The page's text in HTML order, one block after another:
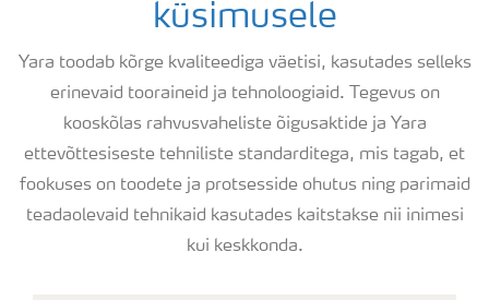
küsimusele
Yara toodab kõrge kvaliteediga väetisi, kasutades selleks
erinevaid tooraineid ja tehnoloogiaid. Tegevus on
kooskõlas rahvusvaheliste õigusaktide ja Yara
ettevõttesiseste tehniliste standarditega, mis tagab, et
fookuses on toodete ja protsesside ohutus ning parimaid
teadaolevaid tehnikaid kasutades kaitstakse nii inimesi
kui keskkonda.